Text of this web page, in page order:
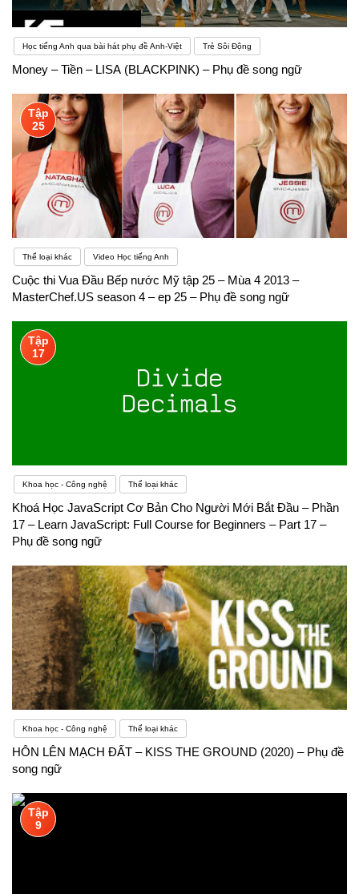
Học tiếng Anh qua bài hát phụ đề Anh-Việt Trẻ Sôi Động
Money – Tiền – LISA (BLACKPINK) – Phụ đề song ngữ
Tập
25
Thể loại khác Video Học tiếng Anh
Cuộc thi Vua Đầu Bếp nước Mỹ tập 25 – Mùa 4 2013 –
MasterChef.US season 4 – ep 25 – Phụ đề song ngữ
Tập
17
Khoa học - Công nghệ Thể loại khác
Khoá Học JavaScript Cơ Bản Cho Người Mới Bắt Đầu – Phần
17 – Learn JavaScript: Full Course for Beginners – Part 17 –
Phụ đề song ngữ
Khoa học - Công nghệ Thể loại khác
HÔN LÊN MẠCH ĐẤT – KISS THE GROUND (2020) – Phụ đề
song ngữ
Tập
9